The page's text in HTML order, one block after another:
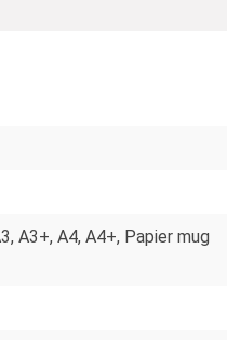
, A3+, A4, A4+, Papier mug